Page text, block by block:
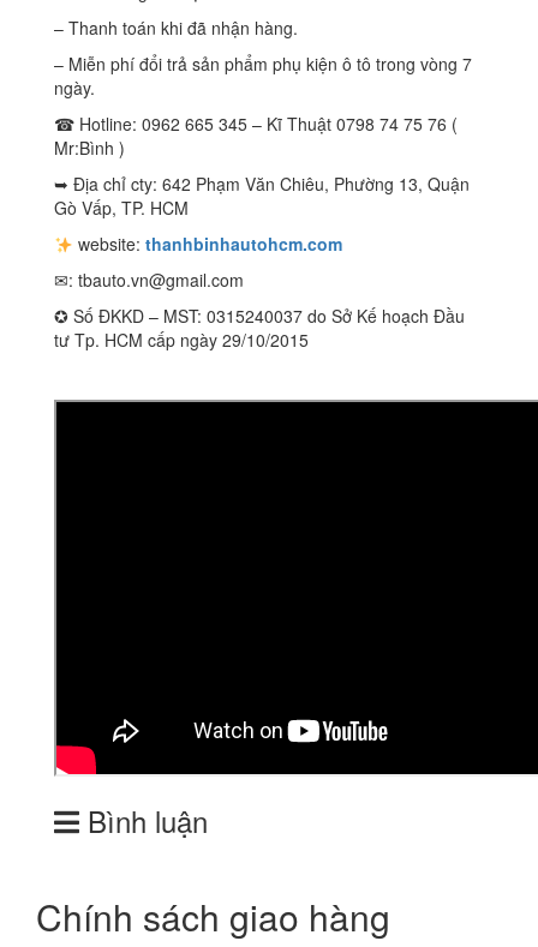
– Thanh toán khi đã nhận hàng.
– Miễn phí đổi trả sản phẩm phụ kiện ô tô trong vòng 7
ngày.
☎ Hotline: 0962 665 345 – Kĩ Thuật 0798 74 75 76 (
Mr:Bình )
➥ Địa chỉ cty: 642 Phạm Văn Chiêu, Phường 13, Quận
Gò Vấp, TP. HCM
website: thanhbinhautohcm.com
✉: tbauto.vn@gmail.com
✪ Số ĐKKD – MST: 0315240037 do Sở Kế hoạch Đầu
tư Tp. HCM cấp ngày 29/10/2015
Bình luận
Chính sách giao hàng